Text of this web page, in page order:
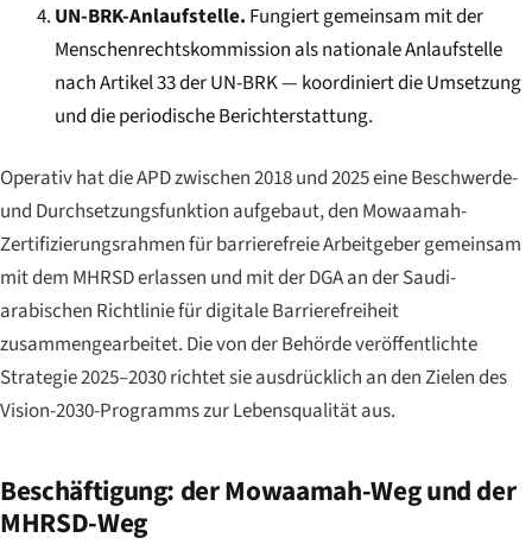
UN-BRK-Anlaufstelle. Fungiert gemeinsam mit der
Menschenrechtskommission als nationale Anlaufstelle
nach Artikel 33 der UN-BRK — koordiniert die Umsetzung
und die periodische Berichterstattung.
Operativ hat die APD zwischen 2018 und 2025 eine Beschwerde-
und Durchsetzungsfunktion aufgebaut, den Mowaamah-
Zertifizierungsrahmen für barrierefreie Arbeitgeber gemeinsam
mit dem MHRSD erlassen und mit der DGA an der Saudi-
arabischen Richtlinie für digitale Barrierefreiheit
zusammengearbeitet. Die von der Behörde veröffentlichte
Strategie 2025–2030 richtet sie ausdrücklich an den Zielen des
Vision-2030-Programms zur Lebensqualität aus.
Beschäftigung: der Mowaamah-Weg und der
MHRSD-Weg